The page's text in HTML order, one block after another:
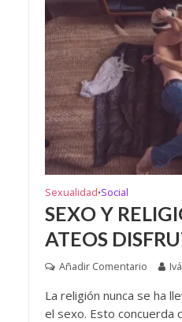
Sexualidad•Social
SEXO Y
ATEOS
Añadir Comentario
La religión nunca se ha
el sexo. Esto concuerda